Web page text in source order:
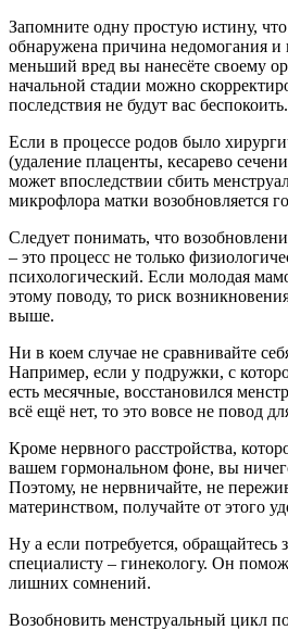
Запомните одну простую истину,
обнаружена причина недомогания и
меньший вред вы нанесёте своему
начальной стадии можно
последствия не будут вас беспокоить.
Если в процессе родов было
(удаление плаценты, кесарево
может впоследствии сбить
микрофлора матки возобновляется
Следует понимать, что
– это процесс не только
психологический. Если молодая
этому поводу, то риск
выше.
Ни в коем случае не сравнивайте
Например, если у подружки, с
есть месячные, восстановился
всё ещё нет, то это вовсе не повод
Кроме нервного расстройства,
вашем гормональном фоне, вы
Поэтому, не нервничайте, не
материнством, получайте от этого
Ну а если потребуется,
специалисту – гинекологу. Он
лишних сомнений.
Возобновить менструальный цикл